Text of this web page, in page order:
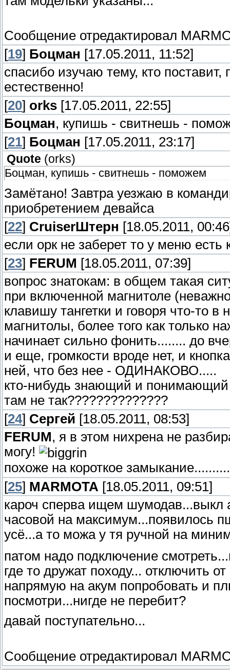
Сообщение отредактировал
[19] Боцман [17.05.2011, 11:52]
спасибо изучаю тему, кто поставит,
естественно!
[20] orks [17.05.2011, 22:55]
Боцман, купишь - свитнешь -
[21] Боцман [17.05.2011, 23:17]
Quote (orks)
Боцман, купишь - свитнешь - поможем
Замётано! Завтра уезжаю в
приобретением девайса
[22] СruiserШтерн [18.05.2011,
если орк не заберет то у меню есть
[23] FERUM [18.05.2011, 07:39]
вопрос знатокам: в общем такая
при включенной магнитоле
клавишу тангетки и говоря что-то
магнитолы, более того как только
начинает сильно фонить........ до
и еще, громкости вроде нет, и
ней, что без нее - ОДИНАКОВО.....
кто-нибудь знающий и понимающий
там не так??????????????
[24] Сергей [18.05.2011, 08:53]
FERUM, я в этом нихрена не
могу!
похоже на короткое
[25] MARMOTA [18.05.2011, 09:51]
кароч сперва ищем шумодав...выкл
часовой на максимум...появилось
усё...а то можа у тя ручной на
патом надо подключение
где то дружат походу... отключить
напрямую на акум попробовать и
посмотри...нигде не перебит?
давай поступательно...
Сообщение отредактировал